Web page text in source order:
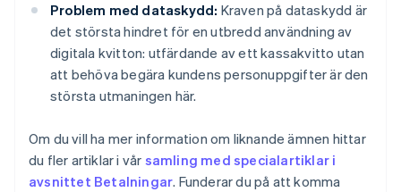
Problem med dataskydd: Kraven på dataskydd är
det största hindret för en utbredd användning av
digitala kvitton: utfärdande av ett kassakvitto utan
att behöva begära kundens personuppgifter är den
största utmaningen här.
Om du vill ha mer information om liknande ämnen hittar
du fler artiklar i vår samling med specialartiklar i
avsnittet Betalningar. Funderar du på att komma